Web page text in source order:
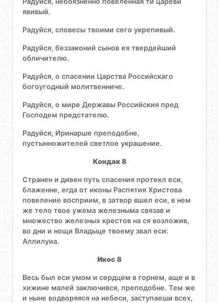
явивый.
Радуйся, словесы твоими сего укрепивый.
Радуйся, беззаконий сынов ея твердейший
обличителю.
Радуйся, о спасении Царства Российскаго
богоугодный молитвенниче.
Радуйся, о мире Державы Российския пред
Господем предстателю.
Радуйся, Иринарше преподобне,
пустынножителей светлое украшение.
Кондак 8
Странен и дивен путь спасения протекл еси,
блаженне, егда от иконы Распятия Христова
повеление восприим, в затвор вшел еси, в нем
же тело твое ужема железныма связав и
множество железных крестов на ся возложив,
во дни и нощи Владыце твоему звал еси:
Аллилуиа.
Икос 8
Весь был еси умом и сердцем в горнем, аще и в
хижине малей заключився, преподобне. Тем же
и ныне водворяяся на небеси, заступаеши всех,